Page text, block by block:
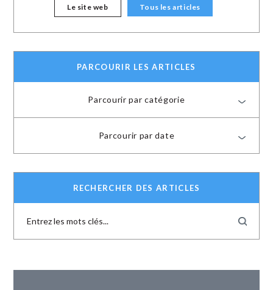
Le site web Tous les articles
PARCOURIR LES ARTICLES
Parcourir par catégorie
Parcourir par date
RECHERCHER DES ARTICLES